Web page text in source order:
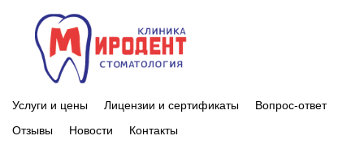
Услуги и цены Лицензии и сертификаты
Вопрос-ответ
Отзывы
Новости Контакты